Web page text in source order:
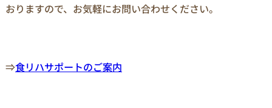
おりますので、お気軽にお問い合わせください。
⇒食リハサポートのご案内